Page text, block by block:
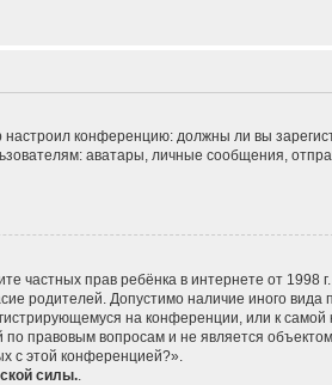
настроил конференцию: должны ли вы
аватары, личные сообщения,
частных прав ребёнка в интернете от
родителей. Допустимо наличие иного
на конференции, или к
правовым вопросам и не является
с этой конференцией?».
силы..